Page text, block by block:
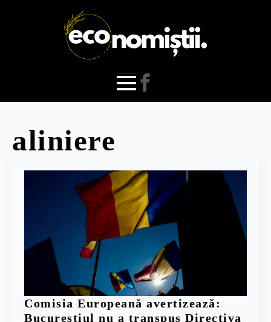
aliniere
Comisia Europeană avertizează:
Bucureștiul nu a transpus Directiva